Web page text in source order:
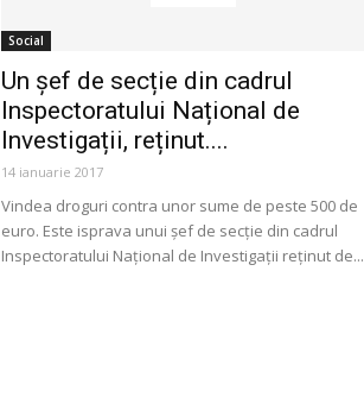
Social
Un șef de secție din cadrul
Inspectoratului Național de
Investigații, reținut....
14 ianuarie 2017
Vindea droguri contra unor sume de peste 500 de
euro. Este isprava unui șef de secție din cadrul
Inspectoratului Național de Investigații reținut de...